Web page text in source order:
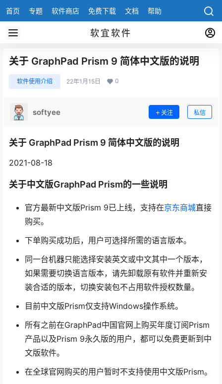
首页 专题 软件商店 免费下载 文档 帮助
软宜软件
关于 GraphPad Prism 9 简体中文版的说明
软件使用介绍 22年1月15日 0
softyee 关注 私信
关于 GraphPad Prism 9 简体中文版的说明
2021-08-18
关于中文版GraphPad Prism的一些说明
官方最新中文版Prism 9已上线，支持在京东商城直接
购买。
下单购买成功后，用户可选择所需的语言版本。
同一台机器只能选择安装英文或中文其中一个版本，
如果需要切换语言版本，请先卸载原有软件并重新安
装合适的版本，切换安装包不占用软件授权数量。
目前中文版Prism仅支持Windows操作系统。
所有之前在GraphPad中国官网上购买年度订阅Prism
产品以及Prism 9永久版的用户，都可以免费更新到中
文版软件。
在全球官网购买的用户暂时不支持使用中文版Prism。